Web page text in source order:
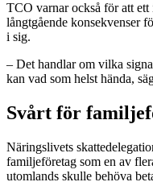
TCO varnar också för att
långtgående konsekvenser
i sig.
– Det handlar om vilka
kan vad som helst hända,
Svårt för
Näringslivets
familjeföretag som en av
utomlands skulle behöva